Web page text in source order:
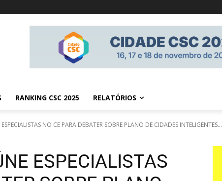
RANKING CSC 2025 RELATÓRIOS
NO CE PARA DEBATER SOBRE PLANO DE CIDADES INTELIGENTES...
ESPECIALISTAS